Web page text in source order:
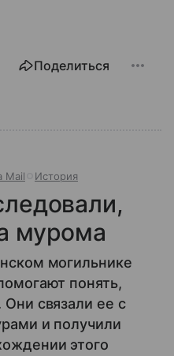
Поделиться
Mail История
мурома
могильнике
понять,
связали ее с
и получили
этого